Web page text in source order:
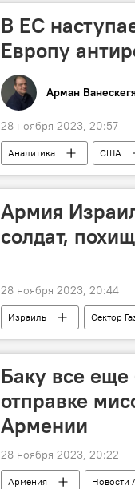
В ЕС
Европу
Арман
28 ноября 2023, 20:57
Аналитика США
Европа
Армия
солдат,
28 ноября 2023, 20:44
Израиль Сектор
Баку все еще
отправке
Армении
28 ноября 2023, 20:22
Армения Новости